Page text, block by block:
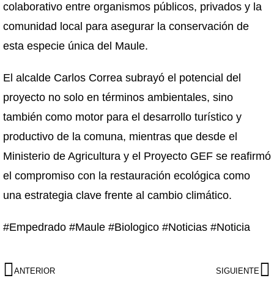
colaborativo entre organismos públicos, privados y la
comunidad local para asegurar la conservación de
esta especie única del Maule.
El alcalde Carlos Correa subrayó el potencial del
proyecto no solo en términos ambientales, sino
también como motor para el desarrollo turístico y
productivo de la comuna, mientras que desde el
Ministerio de Agricultura y el Proyecto GEF se reafirmó
el compromiso con la restauración ecológica como
una estrategia clave frente al cambio climático.
#Empedrado #Maule #Biologico #Noticias #Noticia
ANTERIOR SIGUIENTE